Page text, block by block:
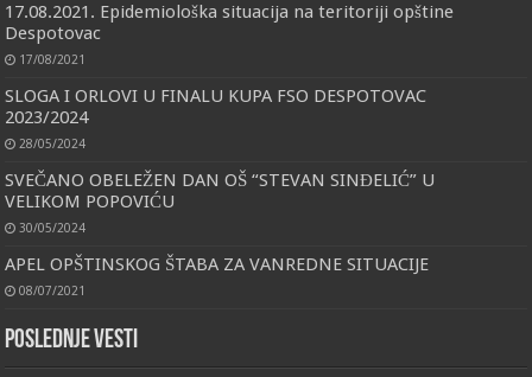
17.08.2021. Epidemiološka situacija na teritoriji opštine
Despotovac
17/08/2021
SLOGA I ORLOVI U FINALU KUPA FSO DESPOTOVAC
2023/2024
28/05/2024
SVEČANO OBELEŽEN DAN OŠ “STEVAN SINĐELIĆ” U
VELIKOM POPOVIĆU
30/05/2024
APEL OPŠTINSKOG ŠTABA ZA VANREDNE SITUACIJE
08/07/2021
Poslednje vesti